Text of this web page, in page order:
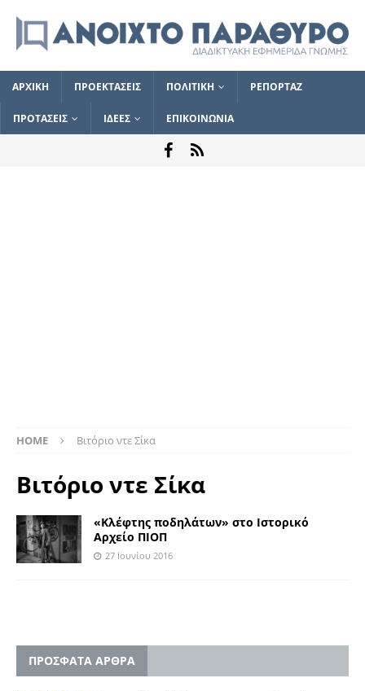
ΑΡΧΙΚΗ ΠΡΟΕΚΤΑΣΕΙΣ ΠΟΛΙΤΙΚΗ ΡΕΠΟΡΤΑΖ
ΠΡΟΤΑΣΕΙΣ ΙΔΕΕΣ ΕΠΙΚΟΙΝΩΝΙΑ
HOME Βιτόριο ντε Σίκα
Βιτόριο ντε Σίκα
«Κλέφτης ποδηλάτων» στο Ιστορικό
Αρχείο ΠΙΟΠ
27 Ιουνίου 2016
ΠΡΟΣΦΑΤΑ ΑΡΘΡΑ